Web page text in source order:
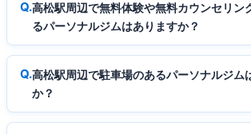
高松駅周辺で無料体験や無料カウンセリン
るパーソナルジムはありますか？
高松駅周辺で駐車場のあるパーソナルジム
か？